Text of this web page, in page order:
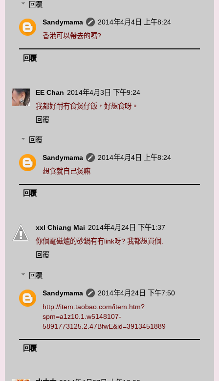
回覆
Sandymama
2014年4月4日 上午8:24
香港可以帶去的嗎?
回覆
EE Chan 2014年4月3日 下午9:24
我都好耐冇食煲仔飯，好想食呀。
回覆
回覆
Sandymama
2014年4月4日 上午8:24
想食就自己煲嘛
回覆
xxl Chiang Mai 2014年4月24日 下午1:37
你個電磁爐的砂鍋有冇link呀? 我都想買個.
回覆
回覆
Sandymama
2014年4月24日 下午7:50
http://item.taobao.com/item.htm?
spm=a1z10.1.w5148107-
5891773125.2.47BfwE&id=3913451889
回覆